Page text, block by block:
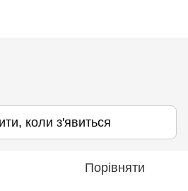
коли з'явиться
Порівняти